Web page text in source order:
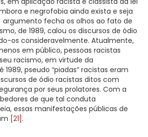
e negrofobia ainda exista e seja
fecha os olhos ao fato de
de 1989, calou os discursos de ódio
os consideravelmente. Atualmente,
em público, pessoas racistas
racismo, em virtude da
1989, pseudo “piadas” racistas eram
de ódio racistas ditos com
por seus prolatores. Com a
de que tal conduta
essas manifestações públicas de
[21] .